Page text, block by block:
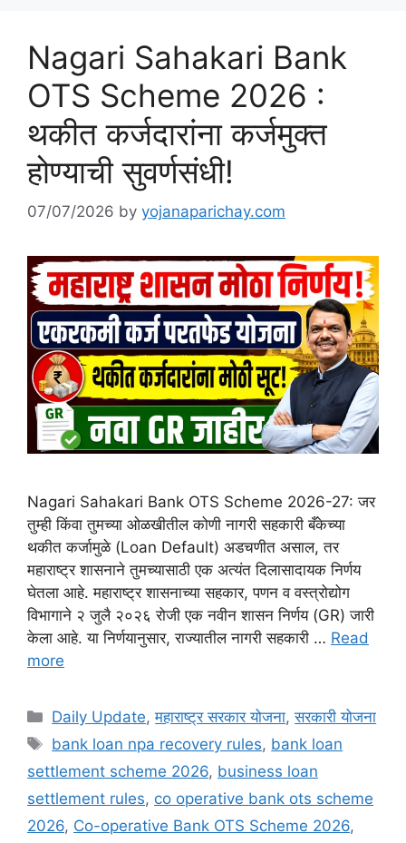
Nagari Sahakari Bank
OTS Scheme 2026 :
थकीत कर्जदारांना कर्जमुक्त
होण्याची सुवर्णसंधी!
07/07/2026 by yojanaparichay.com
Nagari Sahakari Bank OTS Scheme 2026-27: जर
तुम्ही किंवा तुमच्या ओळखीतील कोणी नागरी सहकारी बँकेच्या
थकीत कर्जामुळे (Loan Default) अडचणीत असाल, तर
महाराष्ट्र शासनाने तुमच्यासाठी एक अत्यंत दिलासादायक निर्णय
घेतला आहे. महाराष्ट्र शासनाच्या सहकार, पणन व वस्त्रोद्योग
विभागाने २ जुलै २०२६ रोजी एक नवीन शासन निर्णय (GR) जारी
केला आहे. या निर्णयानुसार, राज्यातील नागरी सहकारी … Read
more
Categories
Daily Update,महाराष्ट्र सरकार योजना,सरकारी योजना
Tags
bank loan npa recovery rules, bank loan
settlement scheme 2026, business loan
settlement rules, co operative bank ots scheme
2026, Co-operative Bank OTS Scheme 2026,